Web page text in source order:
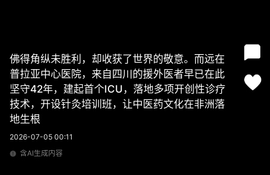
佛得角纵未胜利，却收获了世界的敬意。而远在
普拉亚中心医院，来自四川的援外医者早已在此
坚守42年，建起首个ICU，落地多项开创性诊疗
技术，开设针灸培训班，让中医药文化在非洲落
地生根
2026-07-05 00:11
含AI生成内容